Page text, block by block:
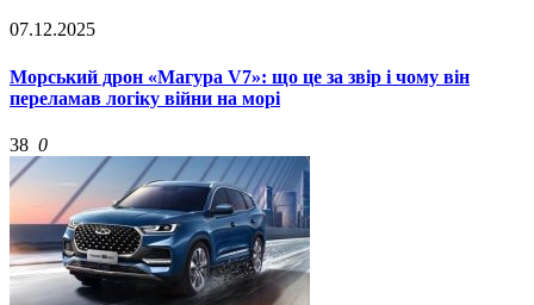
07.12.2025
Морський дрон «Магура V7»: що це за звір і чому він
переламав логіку війни на морі
38 0